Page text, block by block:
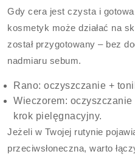
Gdy cera jest czysta i
kosmetyk może działać na
został przygotowany – bez
nadmiaru sebum.
Rano: oczyszczanie +
Wieczorem:
krok pielęgnacyjny.
Jeżeli w Twojej rutynie
przeciwsłoneczna, warto